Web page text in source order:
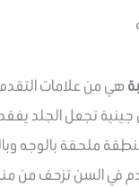
هي من علامات
جينية تجعل الجلد
منطقة ملحقة بالوجه
في السن تزحف من